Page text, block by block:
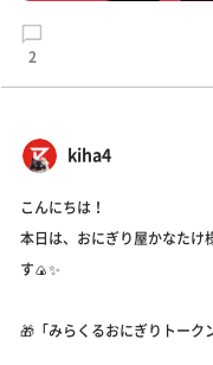
2
kiha4
こんにちは！
本日は、おにぎり屋かなたけ
す🍙✨
🎁「みらくるおにぎりトーク